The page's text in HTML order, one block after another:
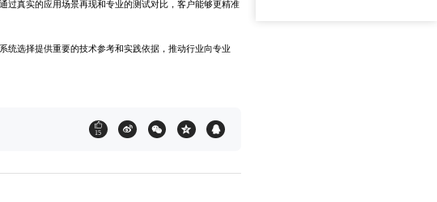
过真实的应用场景再现和专业的测试对比，客户能够更精准
统选择提供重要的技术参考和实践依据，推动行业向专业
15